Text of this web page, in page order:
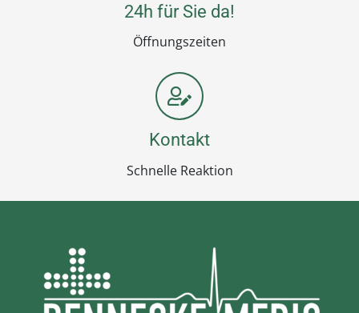
24h für Sie da!
Öffnungszeiten
Kontakt
Schnelle Reaktion